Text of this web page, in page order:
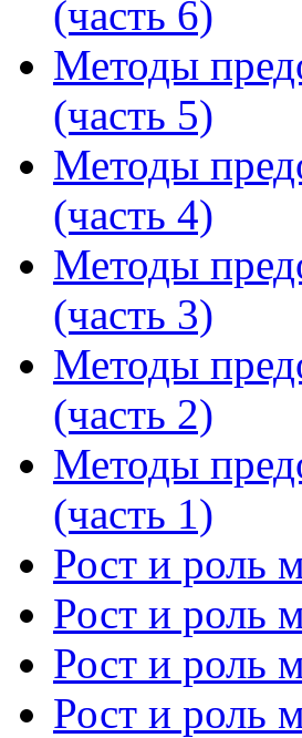
(часть 6)
Методы
(часть 5)
Методы
(часть 4)
Методы
(часть 3)
Методы
(часть 2)
Методы
(часть 1)
Рост и роль
Рост и роль
Рост и роль
Рост и роль